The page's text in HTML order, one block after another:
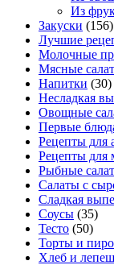
Из
Закуски (156)
Лучшие
Молочные
Мясные
Напитки (30)
Несладкая
Овощные
Первые
Рецепты для
Рецепты для
Рыбные
Салаты с
Сладкая
Соусы (35)
Тесто (50)
Торты и
Хлеб и